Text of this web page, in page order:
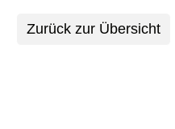
Zurück zur Übersicht